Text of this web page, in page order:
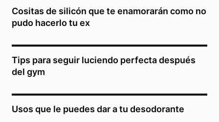
Cositas de silicón que te enamorarán como no
pudo hacerlo tu ex
Tips para seguir luciendo perfecta después
del gym
Usos que le puedes dar a tu desodorante